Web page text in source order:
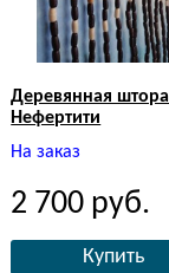
Деревянная
Нефертити
На заказ
2 700 руб.